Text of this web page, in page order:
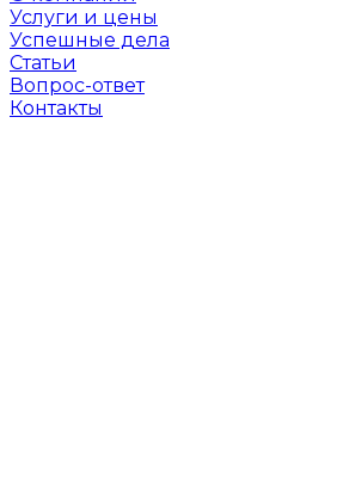
Услуги и цены
Успешные дела
Статьи
Вопрос-ответ
Контакты